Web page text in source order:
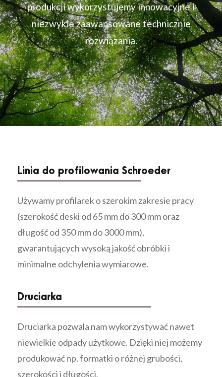
produkcji wykorzystujemy innowacyjne i
niezwykle zaawansowane technicznie
rozwiązania.
Linia do profilowania Schroeder
Używamy profilarek o szerokim zakresie pracy
(szerokość deski od 65 mm do 300 mm oraz
długość od 350 mm do 3000 mm),
gwarantujących wysoką jakość obróbki i
minimalne odchylenia wymiarowe.
Druciarka
Druciarka pozwala nam wykorzystywać nawet
niewielkie odpady użytkowe. Dzięki niej możemy
produkować np. formatki o różnej grubości,
szerokości i długości.